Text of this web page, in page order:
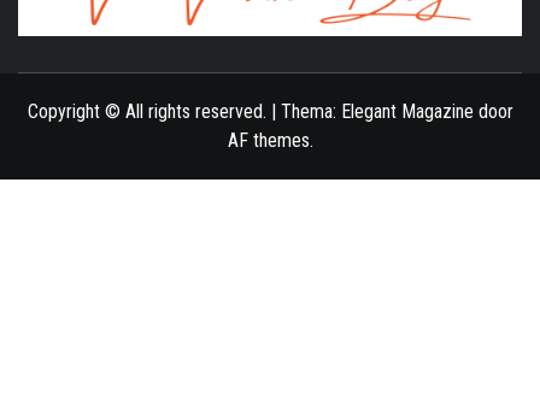
Copyright © All rights reserved. | Thema: Elegant Magazine door
AF themes.